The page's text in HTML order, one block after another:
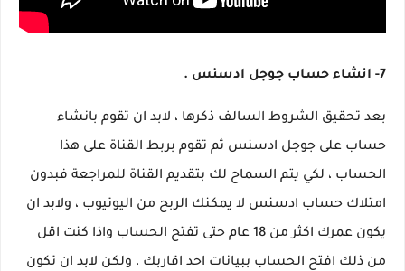
7- انشاء حساب جوجل ادسنس .
بعد تحقيق الشروط السالف ذكرها ، لابد ان تقوم بانشاء
حساب على جوجل ادسنس ثم تقوم بربط القناة على هذا
الحساب ، لكي يتم السماح لك بتقديم القناة للمراجعة فبدون
امتلاك حساب ادسنس لا يمكنك الربح من اليوتيوب ، ولابد ان
يكون عمرك اكثر من 18 عام حتى تفتح الحساب واذا كنت اقل
من ذلك افتح الحساب ببيانات احد اقاربك ، ولكن لابد ان تكون